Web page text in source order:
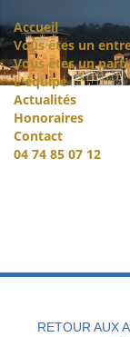
Accueil
Vous êtes un
Vous êtes un
L'équipe
Actualités
Honoraires
Contact
04 74 85 07 12
RETOUR AUX